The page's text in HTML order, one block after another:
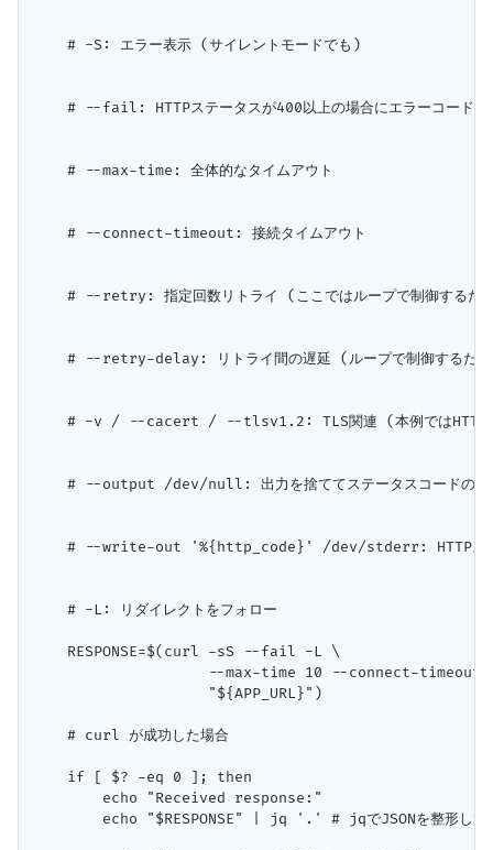
    # -S: エラー表示 (サイレントモードでも)
# --fail: HTTPステータスが400以上の場合にエラーコードを
    # --max-time: 全体的なタイムアウト
    # --connect-timeout: 接続タイムアウト
# --retry: 指定回数リトライ (ここではループで制御するた
# --retry-delay: リトライ間の遅延 (ループで制御するた
# -v / --cacert / --tlsv1.2: TLS関連 (本例ではHTTPな
# --output /dev/null: 出力を捨ててステータスコードのみ
# --write-out '%{http_code}' /dev/stderr: HTTPステ
    # -L: リダイレクトをフォロー
    RESPONSE=$(curl -sS --fail -L \
--max-time 10 --connect-timeout
                    "${APP_URL}")
    # curl が成功した場合
    if [ $? -eq 0 ]; then
        echo "Received response:"
echo "$RESPONSE" | jq '.' # jqでJSONを整形して